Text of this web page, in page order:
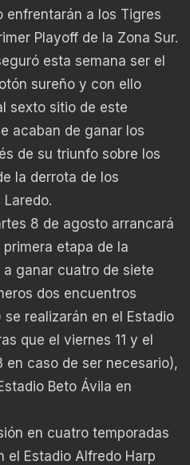
enfrentarán a los Tigres
Playoff de la Zona Sur.
esta semana ser el
sureño y con ello
sexto sitio de este
acaban de ganar los
de su triunfo sobre los
la derrota de los
8 de agosto arrancará
etapa de la
ganar cuatro de siete
dos encuentros
realizarán en el Estadio
que el viernes 11 y el
en caso de ser necesario),
Beto Ávila en
en cuatro temporadas
el Estadio Alfredo Harp